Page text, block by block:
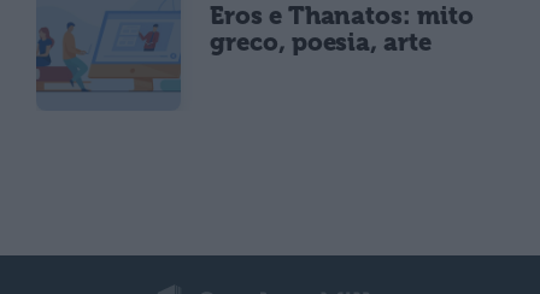
Eros e Thanatos: mito
greco, poesia, arte